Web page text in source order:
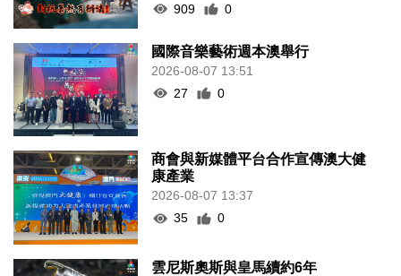
909
0
國際音樂藝術週本澳舉行
2026-08-07 13:51
27
0
商會與新媒體平台合作宣傳澳大健
康產業
2026-08-07 13:37
35
0
雲尼斯奧斯與皇馬續約6年